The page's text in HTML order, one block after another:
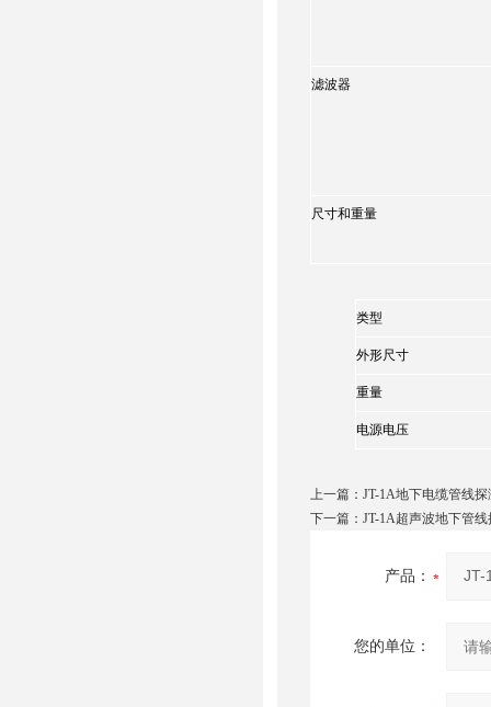
滤波器
尺寸和重量
类型
外形尺寸
重量
电源电压
上一篇： JT-1A地下电缆管线探
下一篇： JT-1A超声波地下管
产品：
您的单位：